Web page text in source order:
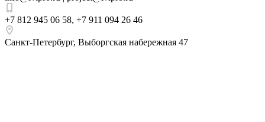
+7 812 945 06 58, +7 911 094 26 46
Санкт-Петербург, Выборгская набережная 47